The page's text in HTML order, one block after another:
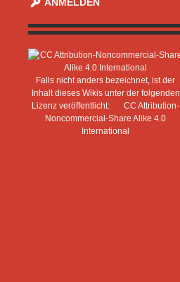
ANMELDEN
Falls nicht anders bezeichnet, ist der
Inhalt dieses Wikis unter der folgenden
Lizenz veröffentlicht:
CC Attribution-
Noncommercial-Share Alike 4.0
International